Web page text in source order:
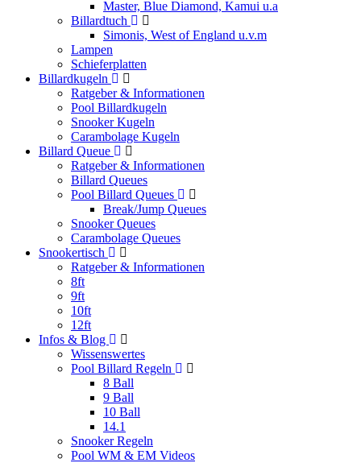
Master, Blue Diamond, Kamui u.a
Billardtuch
Simonis, West of England u.v.m
Lampen
Schieferplatten
Billardkugeln
Ratgeber & Informationen
Pool Billardkugeln
Snooker Kugeln
Carambolage Kugeln
Billard Queue
Ratgeber & Informationen
Billard Queues
Pool Billard Queues
Break/Jump Queues
Snooker Queues
Carambolage Queues
Snookertisch
Ratgeber & Informationen
8ft
9ft
10ft
12ft
Infos & Blog
Wissenswertes
Pool Billard Regeln
8 Ball
9 Ball
10 Ball
14.1
Snooker Regeln
Pool WM & EM Videos